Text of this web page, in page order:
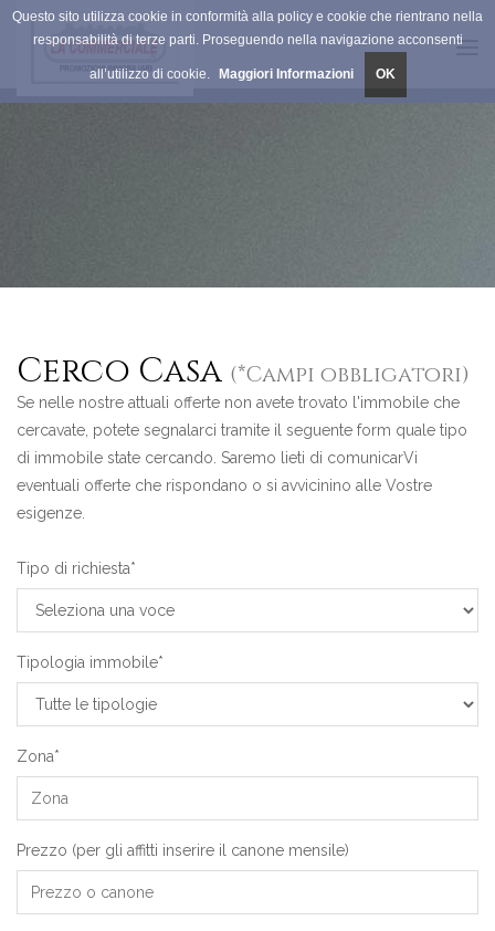
Cerco Casa (*Campi obbligatori)
Se nelle nostre attuali offerte non avete trovato l'immobile che
cercavate, potete segnalarci tramite il seguente form quale tipo
di immobile state cercando. Saremo lieti di comunicarVi
eventuali offerte che rispondano o si avvicinino alle Vostre
esigenze.
Tipo di richiesta*
Tipologia immobile*
Zona*
Prezzo (per gli affitti inserire il canone mensile)
Questo sito utilizza cookie in conformità alla policy e cookie che rientrano nella
responsabilità di terze parti. Proseguendo nella navigazione acconsenti
all’utilizzo di cookie. Maggiori Informazioni OK